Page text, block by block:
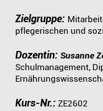
Zielgruppe:
pflegerischen und
Dozentin: Susanne
Schulmanagement,
Kurs-Nr.: ZE2602